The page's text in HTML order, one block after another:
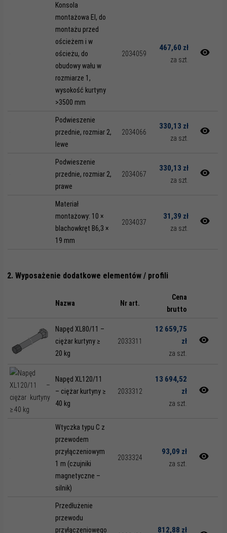
Konsola
montażowa EI, do
montażu przed
ościeżem i w
ościeżu, do
obudowy wału w
rozmiarze 1,
wysokość kurtyny
>3500 mm
2034059
467,60 zł
za szt.
Podwieszenie
przednie, rozmiar 2,
lewe
2034066
330,13 zł
za szt.
Podwieszenie
przednie, rozmiar 2,
prawe
2034067
330,13 zł
za szt.
Materiał
montażowy: 10 ×
blachowkręt B6,3 ×
19 mm
2034037
31,39 zł
za szt.
2. Wyposażenie dodatkowe elementów / profili
Nazwa Nr art.
Cena
brutto
Napęd XL80/11 –
ciężar kurtyny ≥
20 kg
2033311
12 659,75
zł
za szt.
Napęd XL120/11
– ciężar kurtyny ≥
40 kg
2033312
13 694,52
zł
za szt.
Wtyczka typu C z
przewodem
przyłączeniowym
1 m (czujniki
magnetyczne –
silnik)
2033324
93,09 zł
za szt.
Przedłużenie
przewodu
przyłączeniowego
812,88 zł